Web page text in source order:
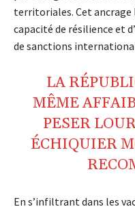
territoriales. Cet
capacité de résilience et
de sanctions
LA
MÊME
PESER
ÉCHIQUIER
En s’infiltrant dans les